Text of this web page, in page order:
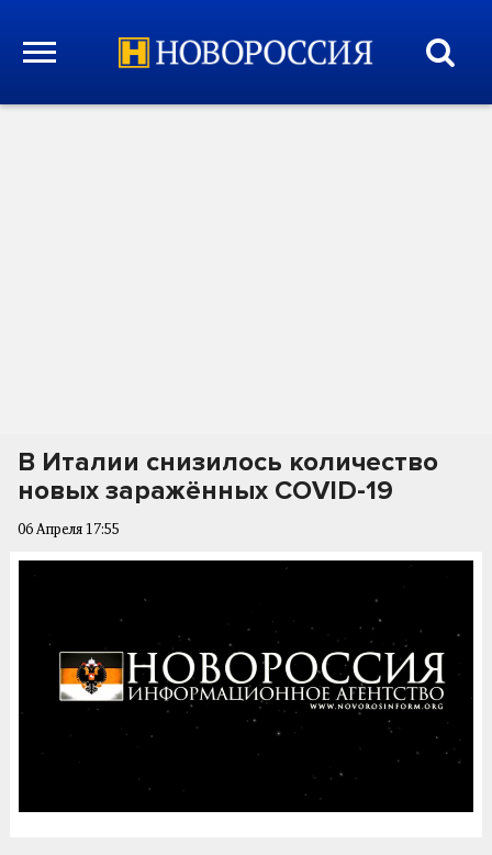
В Италии снизилось количество
новых заражённых COVID-19
06 Апреля 17:55